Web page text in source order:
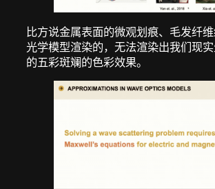
比方说金属表面的微观划痕、毛发纤
光学模型渲染的，无法渲染出我们现
的五彩斑斓的色彩效果。